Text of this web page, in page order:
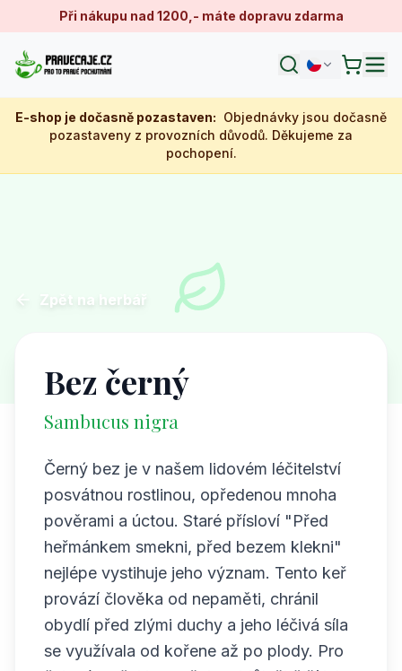
Při nákupu nad 1200,- máte dopravu zdarma
E-shop je dočasně pozastaven: Objednávky jsou dočasně
pozastaveny z provozních důvodů. Děkujeme za
pochopení.
Zpět na herbář
Bez černý
Sambucus nigra
Černý bez je v našem lidovém léčitelství
posvátnou rostlinou, opředenou mnoha
pověrami a úctou. Staré přísloví "Před
heřmánkem smekni, před bezem klekni"
nejlépe vystihuje jeho význam. Tento keř
provází člověka od nepaměti, chránil
obydlí před zlými duchy a jeho léčivá síla
se využívala od kořene až po plody. Pro